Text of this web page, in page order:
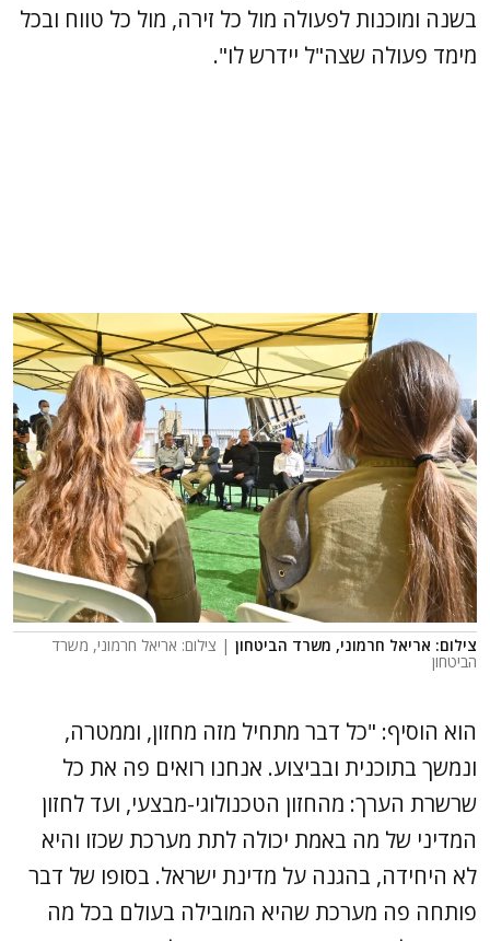
בשנה ומוכנות לפעולה מול כל זירה, מול כל טווח ובכל
מימד פעולה שצה"ל יידרש לו".
צילום: אריאל חרמוני, משרד הביטחון | צילום: אריאל חרמוני, משרד
הביטחון
הוא הוסיף: "כל דבר מתחיל מזה מחזון, וממטרה,
ונמשך בתוכנית ובביצוע. אנחנו רואים פה את כל
שרשרת הערך: מהחזון הטכנולוגי-מבצעי, ועד לחזון
המדיני של מה באמת יכולה לתת מערכת שכזו והיא
לא היחידה, בהגנה על מדינת ישראל. בסופו של דבר
פותחה פה מערכת שהיא המובילה בעולם בכל מה